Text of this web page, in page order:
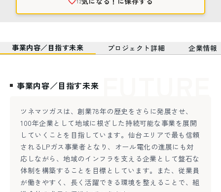
事業内容／目指す未来 プロジェクト詳細 企業情報
事業内容／目指す未来
ツネマツガスは、創業78年の歴史をさらに発展させ、
100年企業として地域に根ざした持続可能な事業を展開
していくことを目指しています。仙台エリアで最も信頼
されるLPガス事業者となり、オール電化の進展にも対
応しながら、地域のインフラを支える企業として盤石な
体制を構築することを目標としています。また、従業員
が働きやすく、長く活躍できる環境を整えることで、組